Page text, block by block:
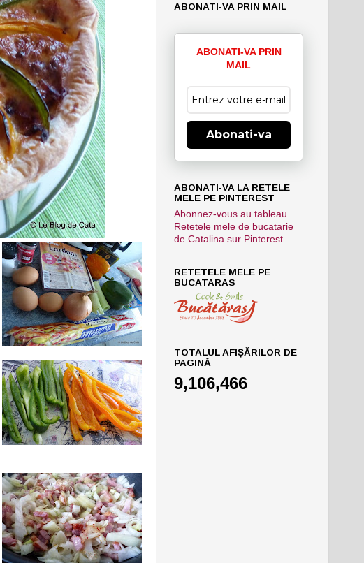
ABONATI-VA PRIN MAIL
ABONATI-VA PRIN
MAIL
Abonati-va
ABONATI-VA LA RETELE
MELE PE PINTEREST
Abonnez-vous au tableau
Retetele mele de bucatarie
de Catalina sur Pinterest.
RETETELE MELE PE
BUCATARAS
TOTALUL AFIȘĂRILOR DE
PAGINĂ
9,106,466